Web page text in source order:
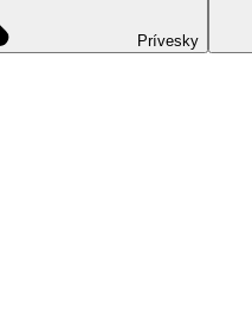
Prívesky